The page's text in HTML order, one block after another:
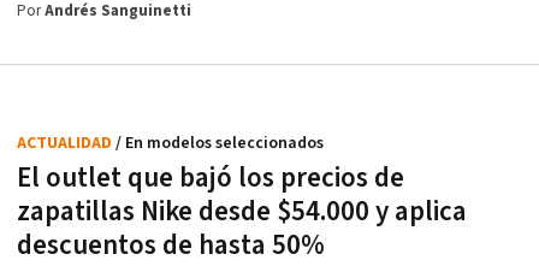
PorAndrés Sanguinetti
El outlet que bajó los precios de
zapatillas Nike desde $54.000 y aplica
descuentos de hasta 50%
ACTUALIDAD / En modelos seleccionados